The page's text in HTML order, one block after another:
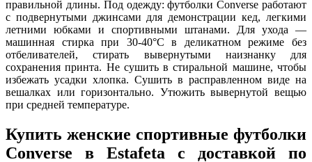
правильной длины. Под одежду: футболки Converse работают
с подвернутыми джинсами для демонстрации кед, легкими
летними юбками и спортивными штанами. Для ухода —
машинная стирка при 30-40°C в деликатном режиме без
отбеливателей, стирать вывернутыми наизнанку для
сохранения принта. Не сушить в стиральной машине, чтобы
избежать усадки хлопка. Сушить в расправленном виде на
вешалках или горизонтально. Утюжить вывернутой вещью
при средней температуре.
Купить женские спортивные футболки
Converse в Estafeta с доставкой по